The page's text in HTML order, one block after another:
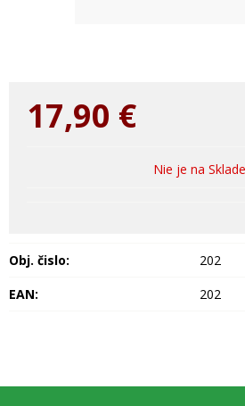
17,90 €
Nie je na Sklade
Obj. čislo:
202
EAN:
202